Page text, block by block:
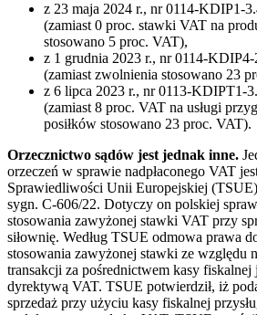
z 23 maja 2024 r., nr 0114-KDIP1-
(zamiast 0 proc. stawki VAT na
stosowano 5 proc. VAT),
z 1 grudnia 2023 r., nr 0114-
(zamiast zwolnienia stosowano 23
z 6 lipca 2023 r., nr 0113-KDIPT1-
(zamiast 8 proc. VAT na usługi
posiłków stosowano 23 proc. VAT).
Orzecznictwo sądów jest jednak inne.
orzeczeń w sprawie nadpłaconego VAT
Sprawiedliwości Unii Europejskiej
sygn. C-606/22. Dotyczy on polskiej
stosowania zawyżonej stawki VAT przy
siłownię. Według TSUE odmowa prawa
stosowania zawyżonej stawki ze względu
transakcji za pośrednictwem kasy fiskalnej
dyrektywą VAT. TSUE potwierdził, iż
sprzedaż przy użyciu kasy fiskalnej